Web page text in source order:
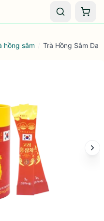
Giỏ
hồng sâm Trà Hồng Sâm